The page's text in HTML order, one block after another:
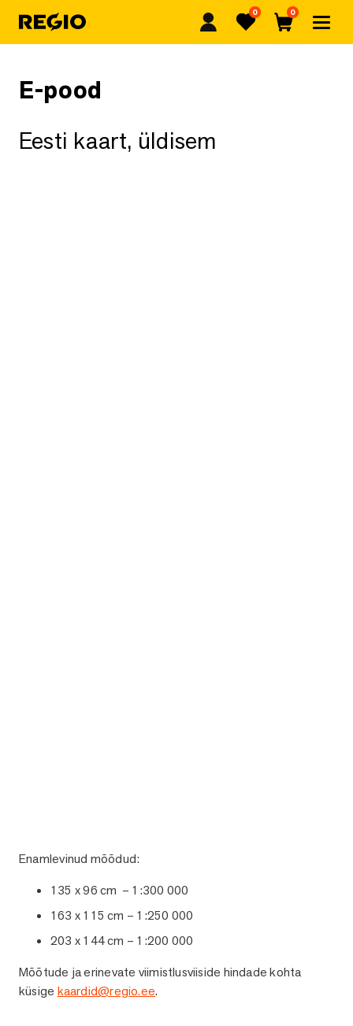
Regio Lemmikud
0
Ostukorv
0
E-pood
Eesti kaart, üldisem
Enamlevinud mõõdud:
135 x 96 cm – 1:300 000
163 x 115 cm – 1:250 000
203 x 144 cm – 1:200 000
Mõõtude ja erinevate viimistlusviiside hindade kohta
küsige kaardid@regio.ee.